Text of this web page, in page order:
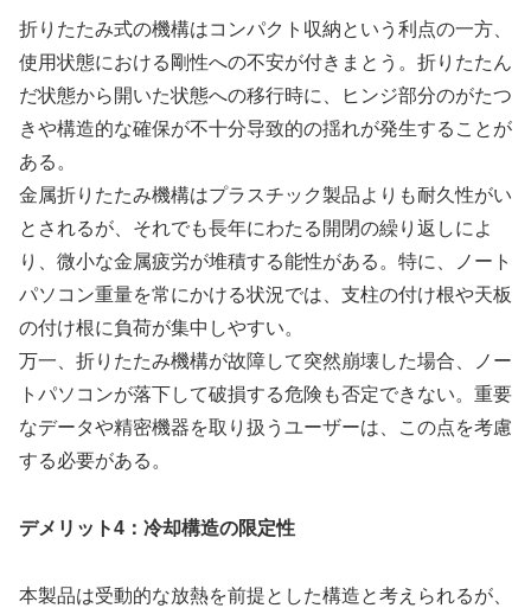
折りたたみ式の機構はコンパクト収納という利点の一方、
使用状態における剛性への不安が付きまとう。折りたたん
だ状態から開いた状態への移行時に、ヒンジ部分のがたつ
きや構造的な確保が不十分导致的の揺れが発生することが
ある。
金属折りたたみ機構はプラスチック製品よりも耐久性がい
とされるが、それでも長年にわたる開閉の繰り返しによ
り、微小な金属疲労が堆積する能性がある。特に、ノート
パソコン重量を常にかける状況では、支柱の付け根や天板
の付け根に負荷が集中しやすい。
万一、折りたたみ機構が故障して突然崩壊した場合、ノー
トパソコンが落下して破損する危険も否定できない。重要
なデータや精密機器を取り扱うユーザーは、この点を考慮
する必要がある。
デメリット4：冷却構造の限定性
本製品は受動的な放熱を前提とした構造と考えられるが、